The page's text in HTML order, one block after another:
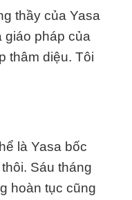
thầy của Yasa
giáo pháp của
thâm diệu. Tôi
là Yasa bốc
Sáu tháng
hoàn tục cũng